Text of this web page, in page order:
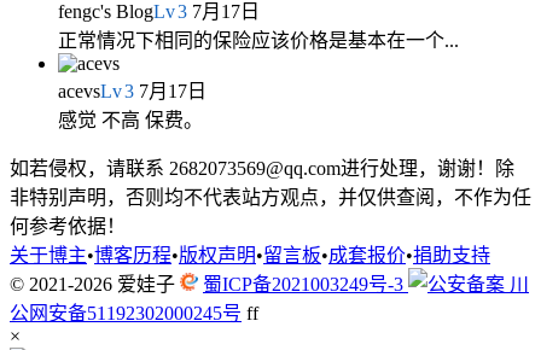
fengc's BlogLv3 7月17日
正常情况下相同的保险应该价格是基本在一个...
acevsLv3 7月17日
感觉 不高 保费。
如若侵权，请联系 2682073569@qq.com进行处理，谢谢！除
非特别声明，否则均不代表站方观点，并仅供查阅，不作为任
何参考依据！
关于博主•博客历程•版权声明•留言板•成套报价•捐助支持
© 2021-2026 爱娃子 蜀ICP备2021003249号-3
川
公网安备51192302000245号 ff
×